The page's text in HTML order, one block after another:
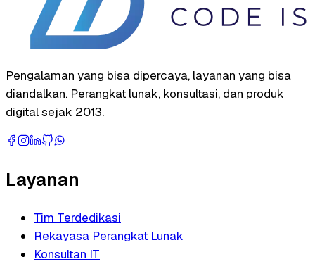
Pengalaman yang bisa dipercaya, layanan yang bisa
diandalkan. Perangkat lunak, konsultasi, dan produk
digital sejak 2013.
Layanan
Tim Terdedikasi
Rekayasa Perangkat Lunak
Konsultan IT